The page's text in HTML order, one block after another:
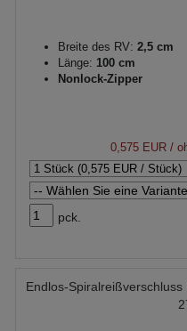
Breite des RV: 2,5 cm
Länge: 100 cm
Nonlock-Zipper
0,575 EUR/
pck.
Endlos-